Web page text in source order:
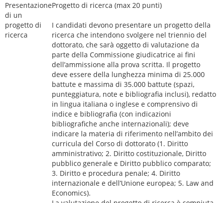
Presentazione
di un
progetto di
ricerca
Progetto di ricerca (max 20 punti)
I candidati devono presentare un progetto della
ricerca che intendono svolgere nel triennio del
dottorato, che sarà oggetto di valutazione da
parte della Commissione giudicatrice ai fini
dell’ammissione alla prova scritta. Il progetto
deve essere della lunghezza minima di 25.000
battute e massima di 35.000 battute (spazi,
punteggiatura, note e bibliografia inclusi), redatto
in lingua italiana o inglese e comprensivo di
indice e bibliografia (con indicazioni
bibliografiche anche internazionali); deve
indicare la materia di riferimento nell’ambito dei
curricula del Corso di dottorato (1. Diritto
amministrativo; 2. Diritto costituzionale, Diritto
pubblico generale e Diritto pubblico comparato;
3. Diritto e procedura penale; 4. Diritto
internazionale e dell’Unione europea; 5. Law and
Economics).